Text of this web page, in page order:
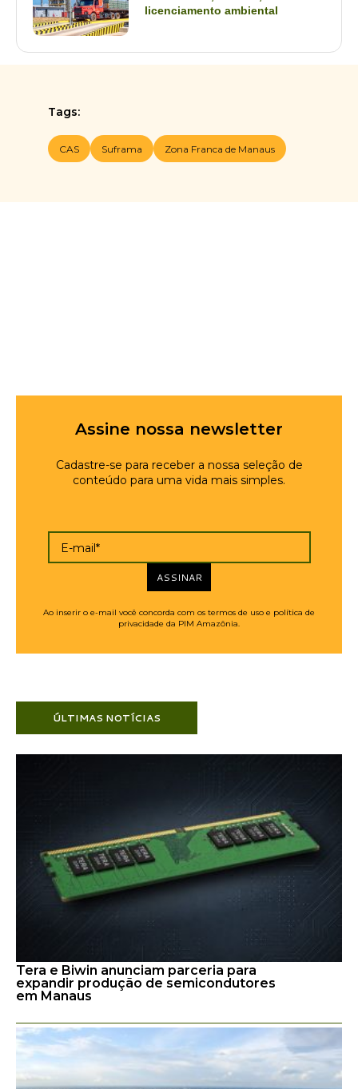
licenciamento ambiental
Tags:
CAS Suframa Zona Franca de Manaus
Assine nossa newsletter
Cadastre-se para receber a nossa seleção de
conteúdo para uma vida mais simples.
E-mail*
ASSINAR
Ao inserir o e-mail você concorda com os termos de uso e política de
privacidade da PIM Amazônia.
ÚLTIMAS NOTÍCIAS
Tera e Biwin anunciam parceria para
expandir produção de semicondutores
em Manaus